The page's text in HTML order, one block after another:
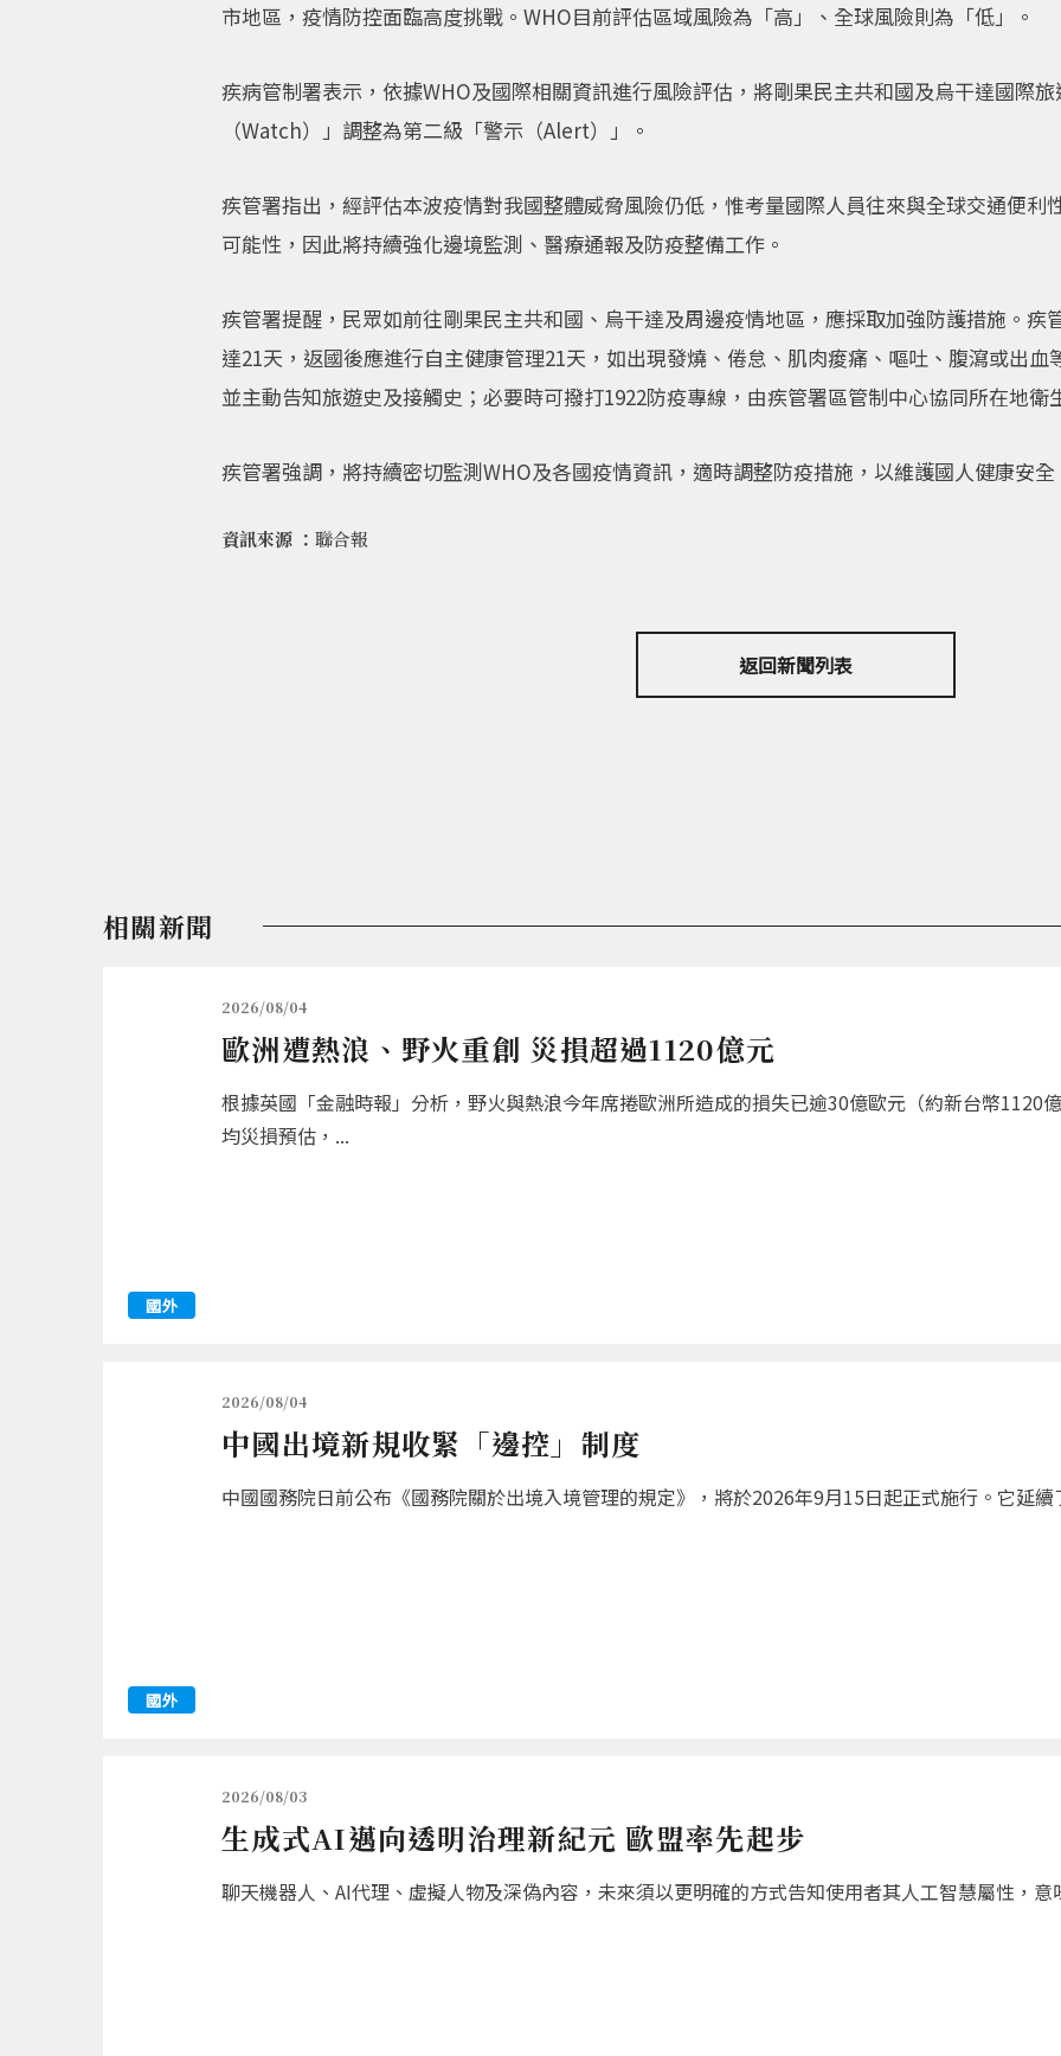
市地區，疫情防控面臨高度挑戰。WHO目前評估區域風險為「高」、全球風險則為「低」。
疾病管制署表示，依據WHO及國際相關資訊進行風險評估，將剛果民主共和國及烏干達國際
（Watch）」調整為第二級「警示（Alert）」。
疾管署指出，經評估本波疫情對我國整體威脅風險仍低，惟考量國際人員往來與全球交通便利
可能性，因此將持續強化邊境監測、醫療通報及防疫整備工作。
疾管署提醒，民眾如前往剛果民主共和國、烏干達及周邊疫情地區，應採取加強防護措施。疾
達21天，返國後應進行自主健康管理21天，如出現發燒、倦怠、肌肉痠痛、嘔吐、腹瀉或出血
並主動告知旅遊史及接觸史；必要時可撥打1922防疫專線，由疾管署區管制中心協同所在地衛
疾管署強調，將持續密切監測WHO及各國疫情資訊，適時調整防疫措施，以維護國人健康安全
資訊來源 ： 聯合報
返回新聞列表
相關新聞
2026/08/04
歐洲遭熱浪、野火重創 災損超過1120億元
根據英國「金融時報」分析，野火與熱浪今年席捲歐洲所造成的損失已逾30億歐元（約新台幣1120
均災損預估，...
國外
2026/08/04
中國出境新規收緊「邊控」制度
中國國務院日前公布《國務院關於出境入境管理的規定》，將於2026年9月15日起正式施行。它延
國外
2026/08/03
生成式AI邁向透明治理新紀元 歐盟率先起步
聊天機器人、AI代理、虛擬人物及深偽內容，未來須以更明確的方式告知使用者其人工智慧屬性，意